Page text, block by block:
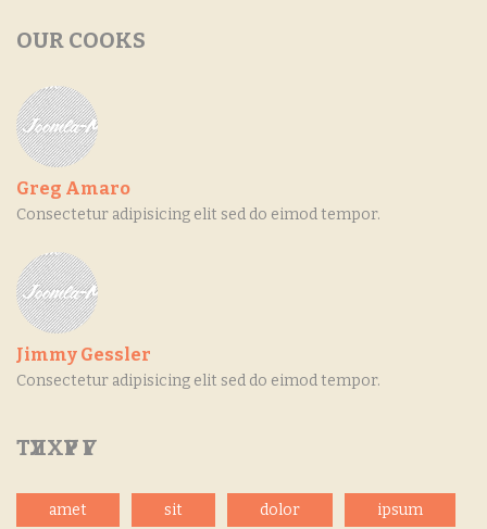
OUR COOKS
Greg Amaro
Consectetur adipisicing elit sed do eimod tempor.
Jimmy Gessler
Consectetur adipisicing elit sed do eimod tempor.
ТҮЛХҮҮРҮГ
amet sit dolor ipsum